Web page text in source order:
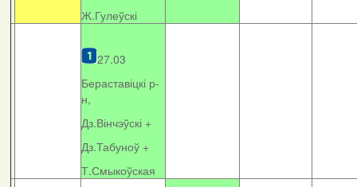
Ж.Гулеўскі
27.03
Бераставіцкі р-
н,
Дз.Вінчэўскі +
Дз.Табуноў +
Т.Смыкоўская